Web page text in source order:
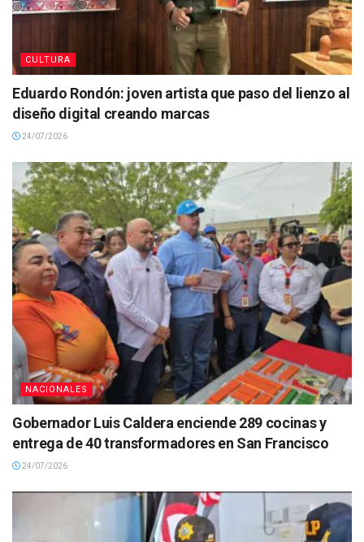
CULTURA
Eduardo Rondón: joven artista que paso del lienzo al
diseño digital creando marcas
24/07/2026
NACIONALES
Gobernador Luis Caldera enciende 289 cocinas y
entrega de 40 transformadores en San Francisco
24/07/2026